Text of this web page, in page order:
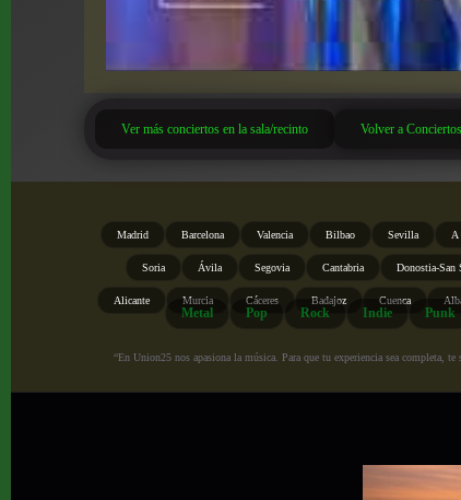
Ver más conciertos en la sala/recinto Volver a Conciertos
Madrid Barcelona Valencia Bilbao Sevilla A
Soria Ávila Segovia Cantabria Donostia-San
Alicante Murcia Cáceres Badajoz Cuenca
Metal Pop Rock Indie Punk
“En Union25 nos apasiona la música. Para que tu experiencia sea completa,